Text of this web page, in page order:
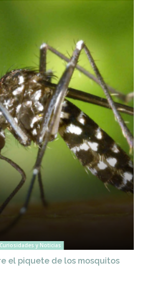
Curiosidades y Noticias
el piquete de los mosquitos